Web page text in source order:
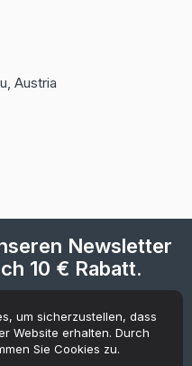
Austria
Newsletter
10 € Rabatt.
zu Aktionen
um sicherzustellen, dass
Website erhalten. Durch
Sie Cookies zu.